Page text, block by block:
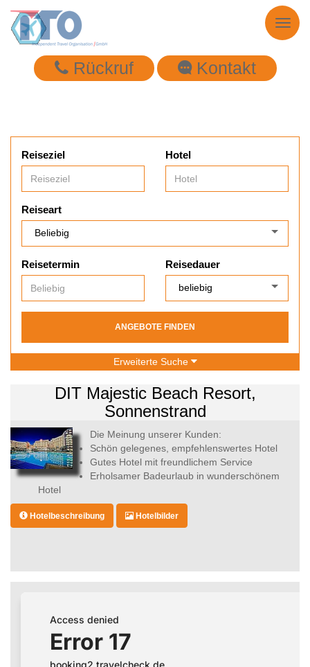
Toggle
Rückruf Kontakt
Reiseziel Hotel
Reiseart
Reisetermin Reisedauer
ANGEBOTE FINDEN
Erweiterte Suche
DIT Majestic Beach Resort,
Sonnenstrand
Die Meinung unserer Kunden:
Schön gelegenes, empfehlenswertes Hotel
Gutes Hotel mit freundlichem Service
Erholsamer Badeurlaub in wunderschönem
Hotel
Hotelbeschreibung Hotelbilder